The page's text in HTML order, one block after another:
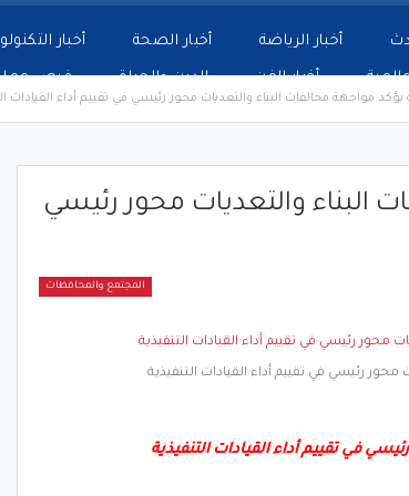
أخبار الرياضة أخبار الصحة أخبار
أخبار الفن الدين والحياة فرص
يؤكد مواجهة مخالفات البناء والتعديات محور رئيسي في تقييم أداء القيادات
البناء والتعديات محور رئيسي
المجتمع والمحافظات
رئيسي في تقييم أداء القيادات التنفيذية
في تقييم أداء القيادات التنفيذية